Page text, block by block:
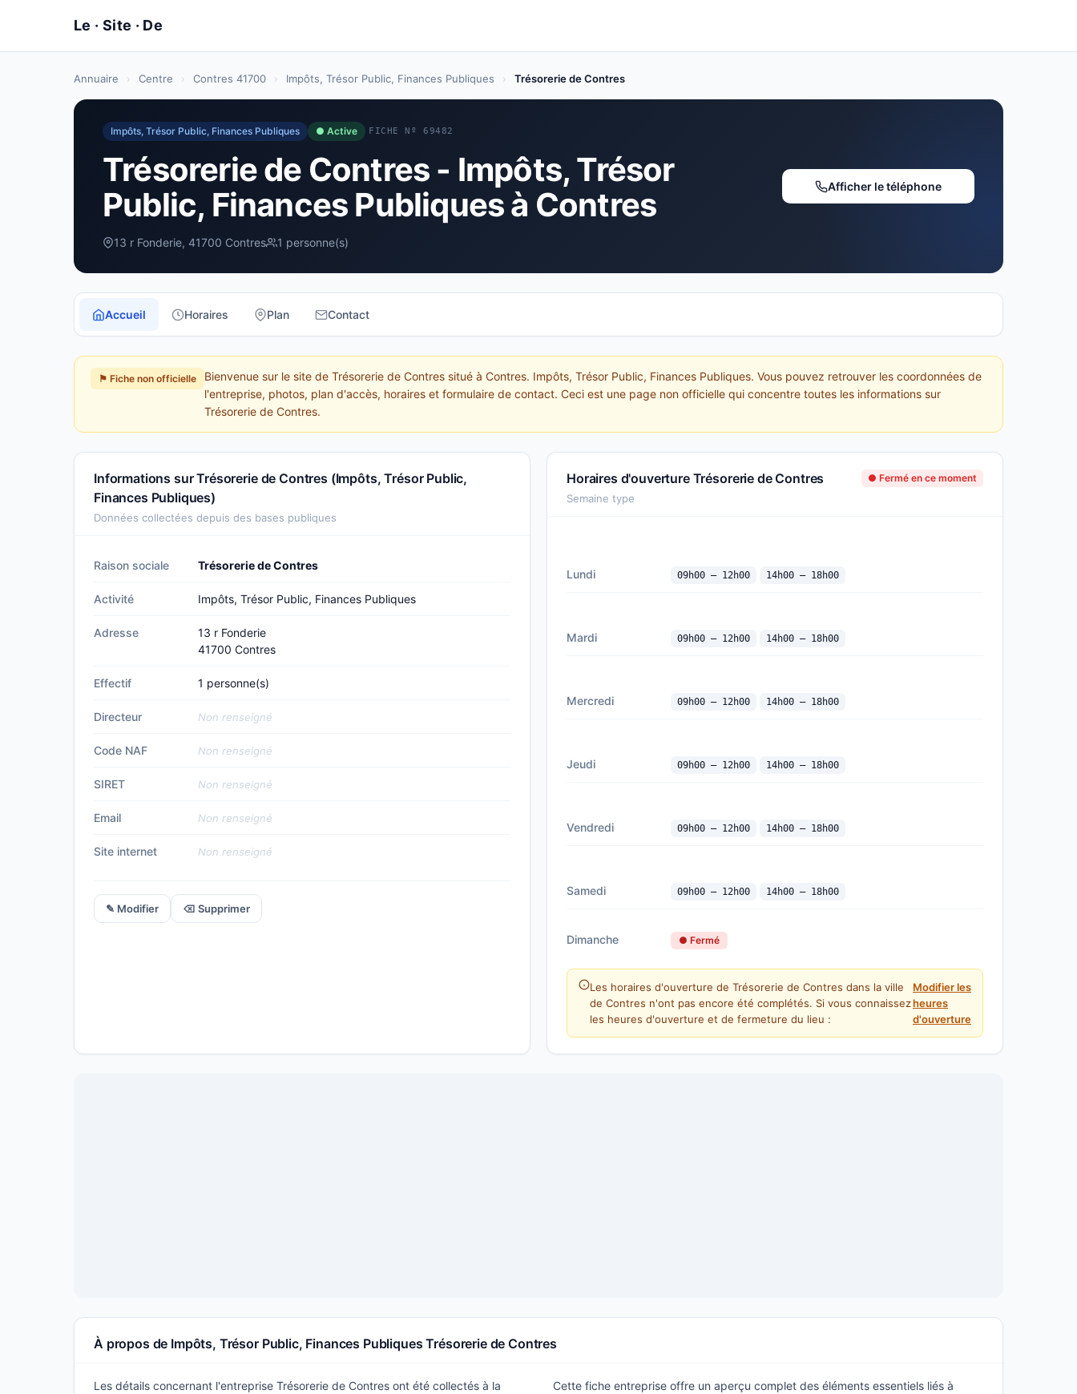
Annuaire › Centre › Contres 41700 › Impôts, Trésor Public, Finances Publiques › Trésorerie de Contres
Impôts, Trésor Public, Finances Publiques ● Active FICHE Nº 69482
Trésorerie de Contres - Impôts, Trésor
Public, Finances Publiques à Contres
13 r Fonderie, 41700 Contres 1 personne(s)
Afficher le téléphone
Accueil Horaires Plan Contact
⚑ Fiche non officielle
Bienvenue sur le site de Trésorerie de Contres situé à Contres. Impôts, Trésor Public, Finances Publiques. Vous pouvez retrouver les coordonnées de
l'entreprise, photos, plan d'accès, horaires et formulaire de contact. Ceci est une page non officielle qui concentre toutes les informations sur
Trésorerie de Contres.
Informations sur Trésorerie de Contres (Impôts, Trésor Public,
Finances Publiques)
Données collectées depuis des bases publiques
Raison sociale Trésorerie de Contres
Activité Impôts, Trésor Public, Finances Publiques
Adresse
13 r Fonderie
41700 Contres
Effectif 1 personne(s)
Directeur Non renseigné
Code NAF Non renseigné
SIRET Non renseigné
Email Non renseigné
Site internet Non renseigné
✎ Modifier ⌫ Supprimer
Horaires d'ouverture Trésorerie de Contres ● Fermé en ce moment
Semaine type
Lundi 09h00 — 12h00 14h00 — 18h00
Mardi 09h00 — 12h00 14h00 — 18h00
Mercredi 09h00 — 12h00 14h00 — 18h00
Jeudi 09h00 — 12h00 14h00 — 18h00
Vendredi 09h00 — 12h00 14h00 — 18h00
Samedi 09h00 — 12h00 14h00 — 18h00
Dimanche ● Fermé
Les horaires d'ouverture de Trésorerie de Contres dans la ville
de Contres n'ont pas encore été complétés. Si vous connaissez
les heures d'ouverture et de fermeture du lieu :
Modifier les
heures
d'ouverture
À propos de Impôts, Trésor Public, Finances Publiques Trésorerie de Contres
Les détails concernant l'entreprise Trésorerie de Contres ont été collectés à la
Cette fiche entreprise offre un aperçu complet des éléments essentiels liés à